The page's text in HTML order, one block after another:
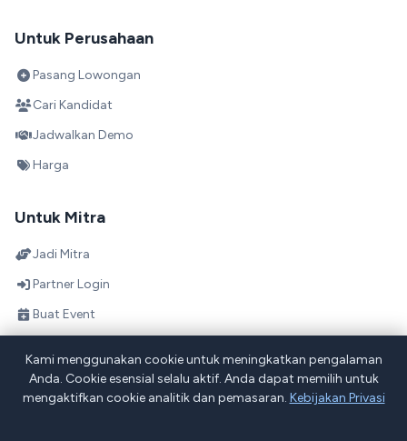
Untuk Perusahaan
Pasang Lowongan
Cari Kandidat
Jadwalkan Demo
Harga
Untuk Mitra
Jadi Mitra
Partner Login
Buat Event
Skema Bagi Hasil
Kami menggunakan cookie untuk meningkatkan pengalaman
Anda. Cookie esensial selalu aktif. Anda dapat memilih untuk
mengaktifkan cookie analitik dan pemasaran. Kebijakan Privasi